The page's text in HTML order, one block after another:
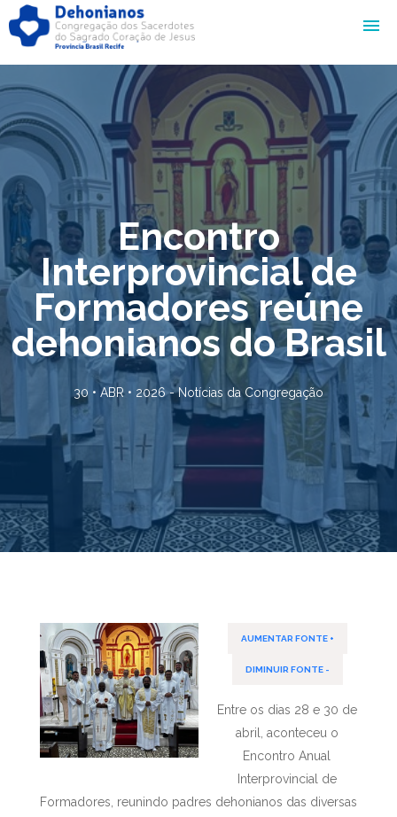
Encontro
Interprovincial de
Formadores reúne
dehonianos do Brasil
30 • ABR • 2026 -Notícias da Congregação
AUMENTAR FONTE +
DIMINUIR FONTE -
Entre os dias 28 e 30 de
abril, aconteceu o
Encontro Anual
Interprovincial de
Formadores, reunindo padres dehonianos das diversas